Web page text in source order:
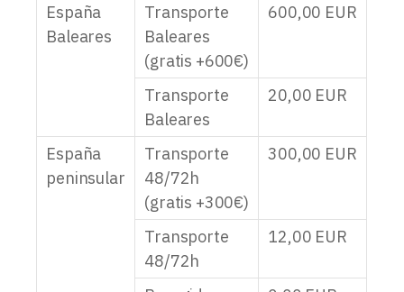
España
Baleares
Transporte
Baleares
(gratis +600€)
600,00 EUR
Transporte
Baleares
20,00 EUR
España
peninsular
Transporte
48/72h
(gratis +300€)
300,00 EUR
Transporte
48/72h
12,00 EUR